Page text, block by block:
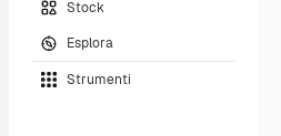
Stock
Esplora
Strumenti